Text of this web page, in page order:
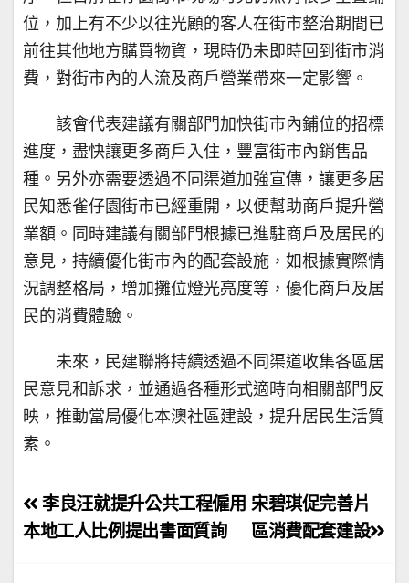
位，加上有不少以往光顧的客人在街市整治期間已
前往其他地方購買物資，現時仍未即時回到街市消
費，對街市內的人流及商戶營業帶來一定影響。
該會代表建議有關部門加快街市內鋪位的招標
進度，盡快讓更多商戶入住，豐富街市內銷售品
種。另外亦需要透過不同渠道加強宣傳，讓更多居
民知悉雀仔園街市已經重開，以便幫助商戶提升營
業額。同時建議有關部門根據已進駐商戶及居民的
意見，持續優化街市內的配套設施，如根據實際情
況調整格局，增加攤位燈光亮度等，優化商戶及居
民的消費體驗。
未來，民建聯將持續透過不同渠道收集各區居
民意見和訴求，並通過各種形式適時向相關部門反
映，推動當局優化本澳社區建設，提升居民生活質
素。
文
章
宋碧琪促完善片
區消費配套建設
李良汪就提升公共工程僱用
本地工人比例提出書面質詢